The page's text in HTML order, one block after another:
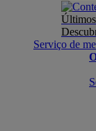
Serviço de